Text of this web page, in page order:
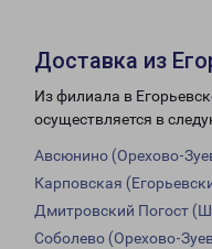
Доставка из
Из филиала в
осуществляется в
Авсюнино (Орехово-
Карповская
Дмитровский Погост
Соболево (Орехово-